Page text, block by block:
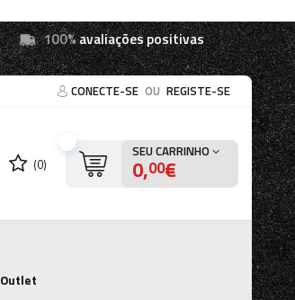
100%avaliações positivas
CONECTE-SE OU REGISTE-SE
(0)
SEU CARRINHO
0,00€
Outlet